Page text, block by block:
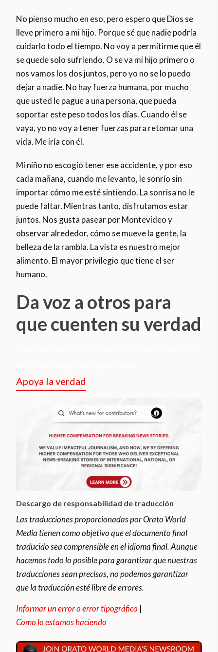
No pienso mucho en eso, pero espero que Dios se
lleve primero a mi hijo. Porque sé que nadie podría
cuidarlo todo el tiempo. No voy a permitirme que él
se quede solo sufriendo. O se va mi hijo primero o
nos vamos los dos juntos, pero yo no se lo puedo
dejar a nadie. No hay fuerza humana, por mucho
que usted le pague a una persona, que pueda
soportar este peso todos los días. Cuando él se
vaya, yo no voy a tener fuerzas para retomar una
vida. Me iría con él.
Mi niño no escogió tener ese accidente, y por eso
cada mañana, cuando me levanto, le sonrío sin
importar cómo me esté sintiendo. La sonrisa no le
puede faltar. Mientras tanto, disfrutamos estar
juntos. Nos gusta pasear por Montevideo y
observar alrededor, cómo se mueve la gente, la
belleza de la rambla. La vista es nuestro mejor
alimento. El mayor privilegio que tiene el ser
humano.
Da voz a otros para
que cuenten su verdad
Apoya la verdad
Descargo de responsabilidad de traducción
Las traducciones proporcionadas por Orato World
Media tienen como objetivo que el documento final
traducido sea comprensible en el idioma final. Aunque
hacemos todo lo posible para garantizar que nuestras
traducciones sean precisas, no podemos garantizar
que la traducción esté libre de errores.
Informar un error o error tipográfico |
Como lo estamos haciendo